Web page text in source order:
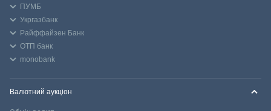
ПУМБ
Укргазбанк
Райффайзен Банк
ОТП банк
monobank
Валютний аукціон